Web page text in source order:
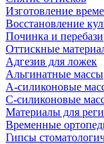
Изготовление
Восстановление
Починка и
Оттискные
Адгезив для ложек
Альгинатные массы
А-силиконовые
С-силиконовые
Материалы для
Временные
Гипсы